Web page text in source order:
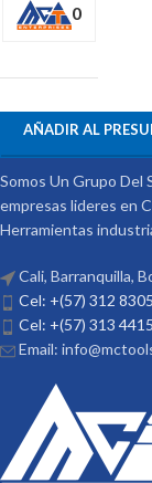
0
AÑADIR AL
Somos Un Grupo Del
empresas lideres en
Herramientas
Cali, Barranquilla,
Cel: +(57) 312
Cel: +(57) 313
Email: